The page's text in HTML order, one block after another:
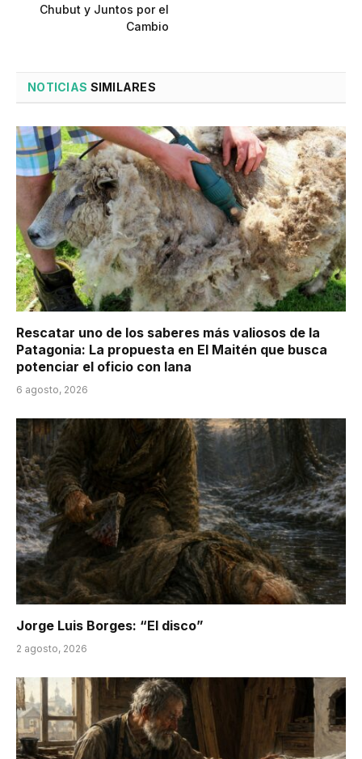
Chubut y Juntos por el
Cambio
NOTICIAS SIMILARES
Rescatar uno de los saberes más valiosos de la
Patagonia: La propuesta en El Maitén que busca
potenciar el oficio con lana
6 agosto, 2026
Jorge Luis Borges: “El disco”
2 agosto, 2026